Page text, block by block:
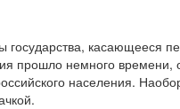
государства, касающееся
прошло немного времени,
населения.